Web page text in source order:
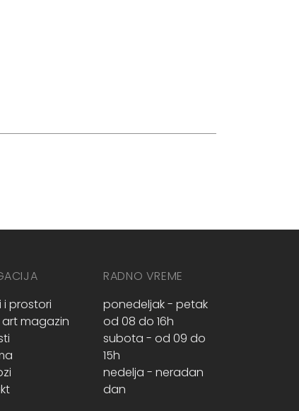
prostori
magazin
RADNO VREME
ponedeljak - petak
od 08 do 16h
subota - od 09 do
15h
nedelja - neradan
dan